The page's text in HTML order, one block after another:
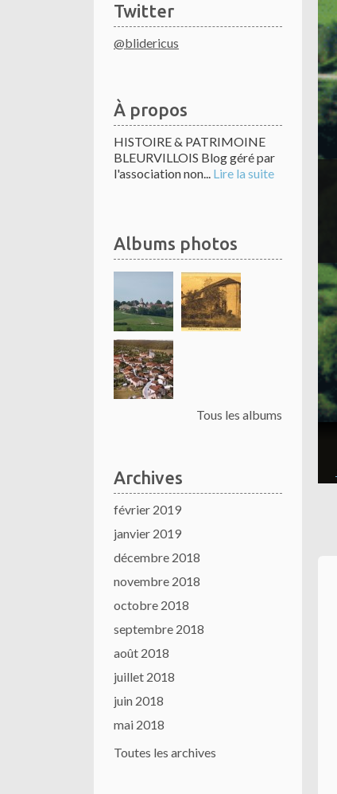
Twitter
@blidericus
À propos
HISTOIRE & PATRIMOINE
BLEURVILLOIS Blog géré par
l'association non... Lire la suite
Albums photos
Tous les albums
Archives
février 2019
janvier 2019
décembre 2018
novembre 2018
octobre 2018
septembre 2018
août 2018
juillet 2018
juin 2018
mai 2018
Toutes les archives